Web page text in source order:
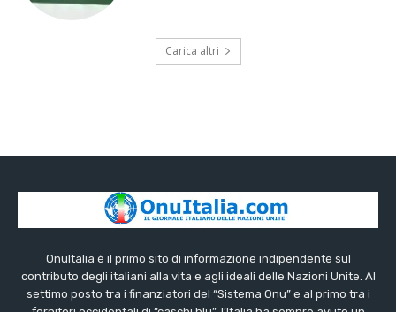
Carica altri
OnuItalia è il primo sito di informazione indipendente sul
contributo degli italiani alla vita e agli ideali delle Nazioni Unite. Al
settimo posto tra i finanziatori del “Sistema Onu” e al primo tra i